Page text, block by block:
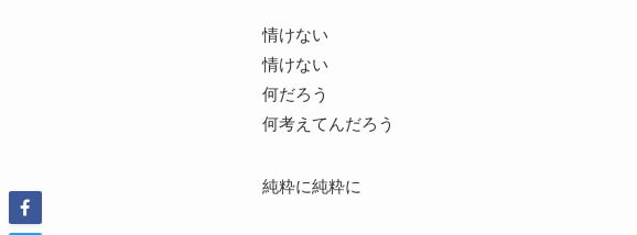
情けない
情けない
何だろう
何考えてんだろう
純粋に純粋に